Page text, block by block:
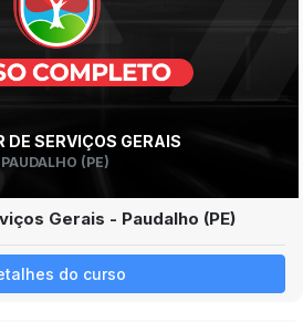
DE SERVIÇOS GERAIS
PAUDALHO (PE)
Gerais - Paudalho (PE)
do curso